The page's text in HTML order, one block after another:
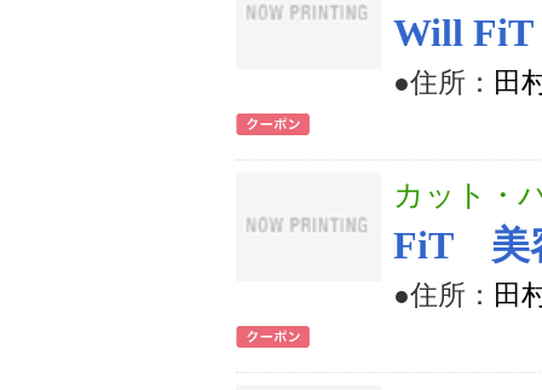
Will
●住所： 田
カット・
FiT 美
●住所： 田